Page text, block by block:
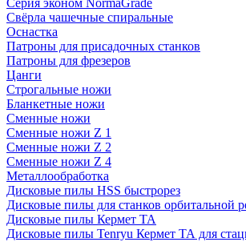
Серия эконом NormaGrade
Свёрла чашечные спиральные
Оснастка
Патроны для присадочных станков
Патроны для фрезеров
Цанги
Строгальные ножи
Бланкетные ножи
Сменные ножи
Сменные ножи Z 1
Сменные ножи Z 2
Сменные ножи Z 4
Металлообработка
Дисковые пилы HSS быстрорез
Дисковые пилы для станков орбитальной
Дисковые пилы Кермет ТА
Дисковые пилы Tenryu Кермет ТА для